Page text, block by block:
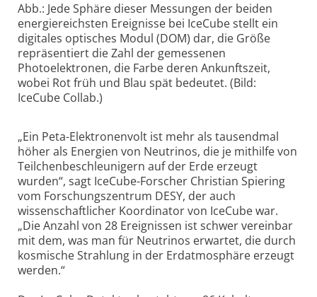
Abb.: Jede Sphäre dieser Messungen der beiden
energiereichsten Ereignisse bei IceCube stellt ein
digitales optisches Modul (DOM) dar, die Größe
repräsentiert die Zahl der gemessenen
Photoelektronen, die Farbe deren Ankunftszeit,
wobei Rot früh und Blau spät bedeutet. (Bild:
IceCube Collab.)
„Ein Peta-Elektronenvolt ist mehr als tausendmal
höher als Energien von Neutrinos, die je mithilfe von
Teilchenbeschleunigern auf der Erde erzeugt
wurden“, sagt IceCube-Forscher Christian Spiering
vom Forschungszentrum DESY, der auch
wissenschaftlicher Koordinator von IceCube war.
„Die Anzahl von 28 Ereignissen ist schwer vereinbar
mit dem, was man für Neutrinos erwartet, die durch
kosmische Strahlung in der Erdatmosphäre erzeugt
werden.“